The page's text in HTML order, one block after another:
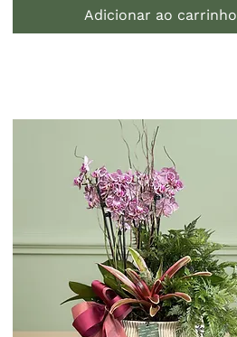
Adicionar ao carrinho